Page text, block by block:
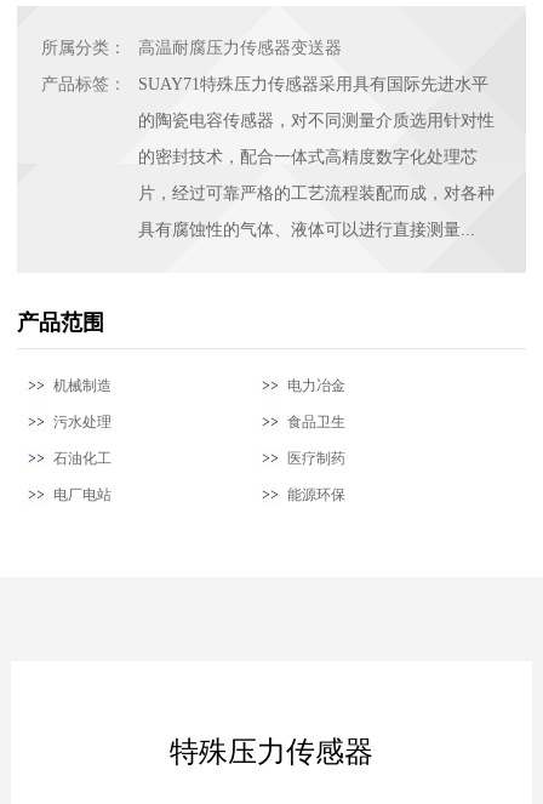
所属分类：
高温耐腐压力传感器变送器
产品标签：
SUAY71特殊压力传感器采用具有国际先进水平
的陶瓷电容传感器，对不同测量介质选用针对性
的密封技术，配合一体式高精度数字化处理芯
片，经过可靠严格的工艺流程装配而成，对各种
具有腐蚀性的气体、液体可以进行直接测量...
产品范围
机械制造 电力冶金
污水处理 食品卫生
石油化工 医疗制药
电厂电站 能源环保
特殊压力传感器